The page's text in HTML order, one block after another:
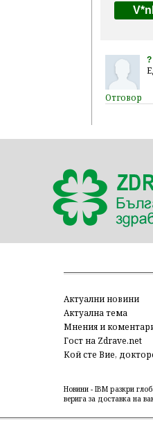
?
Актуални новини
Актуална тема
Мнения и
Гост на Zdrave.net
Кой сте Вие,
Новини - IBM pазкри
верига за доставка на